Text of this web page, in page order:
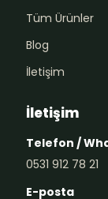
Tüm Ürünler
Blog
İletişim
İletişim
Telefon /
0531 912 78 21
E-posta